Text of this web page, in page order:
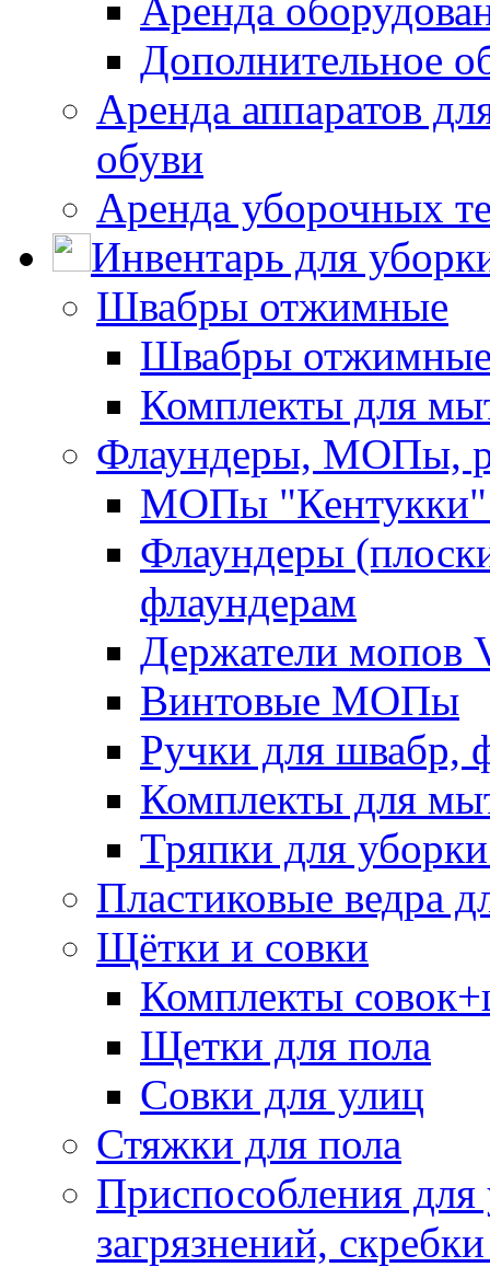
Аренда
Дополнительное
Аренда аппаратов
обуви
Аренда уборочных
Инвентарь для
Швабры отжимные
Швабры
Комплекты для
Флаундеры, МОПы,
МОПы "Кентукки"
Флаундеры
флаундерам
Держатели мопов
Винтовые МОПы
Ручки для швабр,
Комплекты для
Тряпки для
Пластиковые ведра
Щётки и совки
Комплекты
Щетки для пола
Совки для улиц
Стяжки для пола
Приспособления
загрязнений,